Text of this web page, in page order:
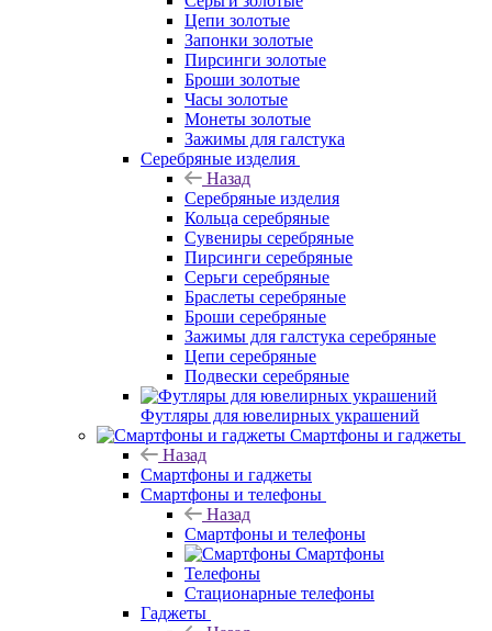
Цепи золотые
Запонки золотые
Пирсинги золотые
Броши золотые
Часы золотые
Монеты золотые
Зажимы для галстука
Серебряные изделия
Назад
Серебряные изделия
Кольца серебряные
Сувениры серебряные
Пирсинги серебряные
Серьги серебряные
Браслеты серебряные
Броши серебряные
Зажимы для галстука серебряные
Цепи серебряные
Подвески серебряные
Футляры для ювелирных украшений
Смартфоны и гаджеты
Назад
Смартфоны и гаджеты
Смартфоны и телефоны
Назад
Смартфоны и телефоны
Смартфоны
Телефоны
Стационарные телефоны
Гаджеты